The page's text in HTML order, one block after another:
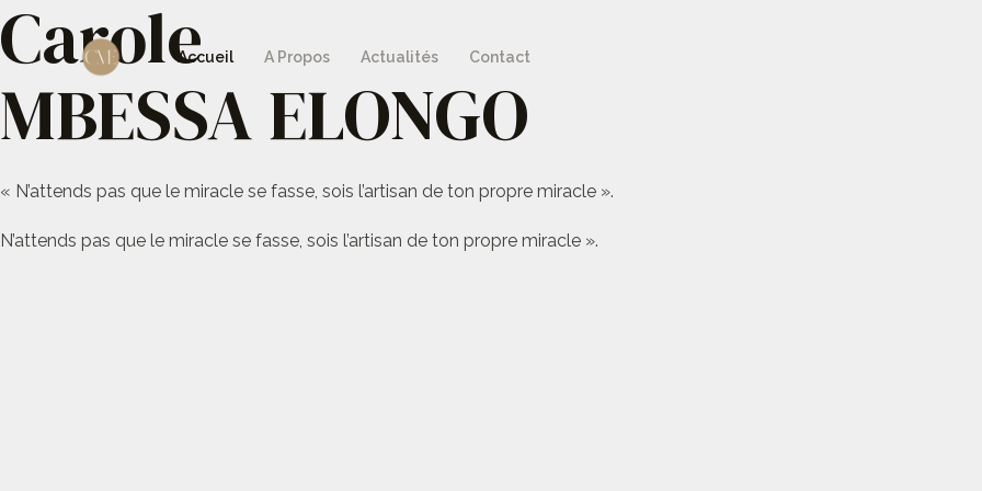
Aller
au
Accueil A Propos Actualités Contact
Carole
MBESSA ELONGO
« N’attends pas que le miracle se fasse, sois l’artisan de ton propre miracle ».
N’attends pas que le miracle se fasse, sois l’artisan de ton propre miracle ».